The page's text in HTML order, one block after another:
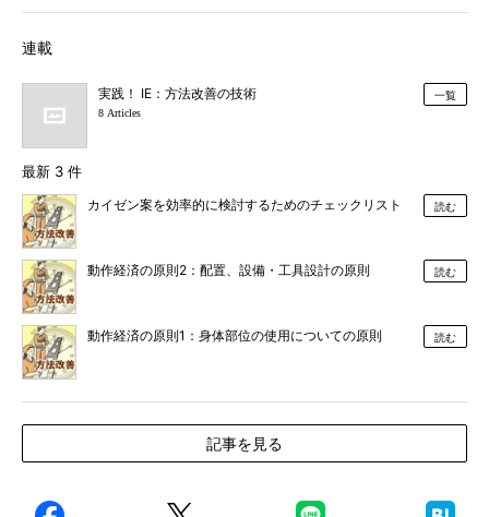
連載
実践！ IE：方法改善の技術
8 Articles
一覧
最新 3 件
カイゼン案を効率的に検討するためのチェックリスト 読む
動作経済の原則2：配置、設備・工具設計の原則 読む
動作経済の原則1：身体部位の使用についての原則 読む
記事を見る